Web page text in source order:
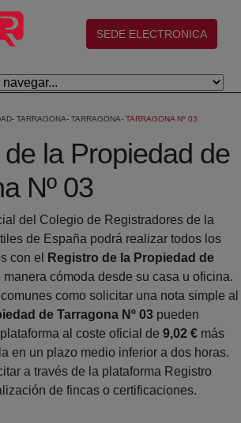
(abre en nueva ventana)
SEDE ELECTRONICA
TARRAGONA TARRAGONA TARRAGONA Nº 03
la Propiedad de
Nº 03
del Colegio de Registradores de la
de España podrá realizar todos los
con el
Registro de la Propiedad de
manera cómoda desde su casa u oficina.
como solicitar una nota simple al
de Tarragona Nº 03 pueden
al coste oficial de 9,02 € más
en un plazo medio inferior a dos horas.
a través de la plataforma Registro
de fincas o certificaciones.